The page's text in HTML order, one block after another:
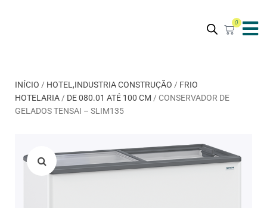
0
INÍCIO / HOTEL,INDUSTRIA CONSTRUÇÃO / FRIO
HOTELARIA / DE 080.01 ATÉ 100 CM / CONSERVADOR DE
GELADOS TENSAI – SLIM135